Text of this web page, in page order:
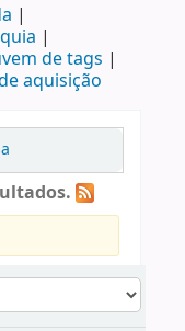
de tags
aquisição